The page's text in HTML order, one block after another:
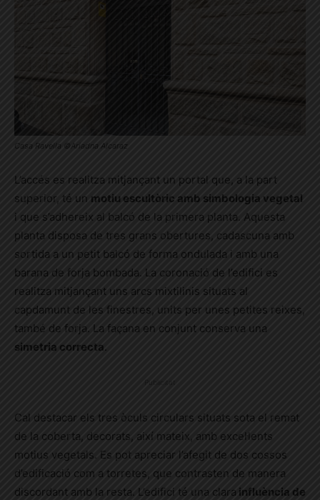
Casa Ravella ©Ariadna Alcaraz
L’accés es realitza mitjançant un portal que, a la part
superior, té un motiu escultòric amb simbologia vegetal
i que s’adhereix al balcó de la primera planta. Aquesta
planta disposa de tres grans obertures, cadascuna amb
sortida a un petit balcó de forma ondulada i amb una
barana de forja bombada. La coronació de l’edifici es
realitza mitjançant uns arcs mixtilinis situats al
capdamunt de les finestres, units per unes petites reixes,
també de forja. La façana en conjunt conserva una
simetria correcta.
Publicitat
Cal destacar els tres òculs circulars situats sota el remat
de la coberta, decorats, així mateix, amb excel·lents
motius vegetals. Es pot apreciar l’afegit de dos cossos
d’edificació com a torretes, que contrasten de manera
discordant amb la resta. L’edifici té una clara influència de